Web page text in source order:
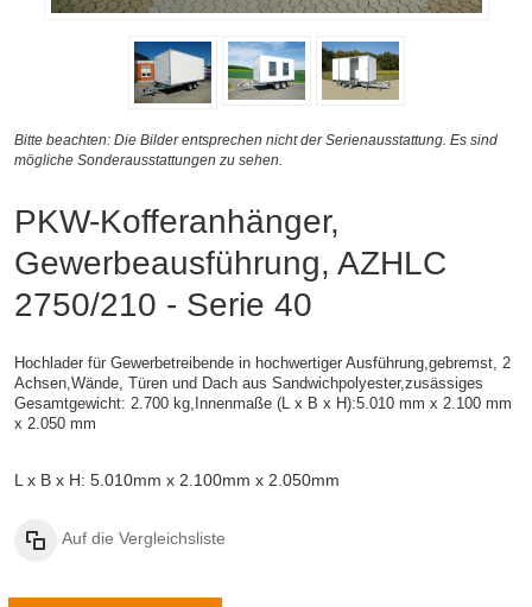
Bitte beachten: Die Bilder entsprechen nicht der Serienausstattung. Es sind
mögliche Sonderausstattungen zu sehen.
PKW-Kofferanhänger,
Gewerbeausführung, AZHLC
2750/210 - Serie 40
Hochlader für Gewerbetreibende in hochwertiger Ausführung,gebremst, 2
Achsen,Wände, Türen und Dach aus Sandwichpolyester,zusässiges
Gesamtgewicht: 2.700 kg, Innenmaße (L x B x H):5.010 mm x 2.100 mm
x 2.050 mm
L x B x H: 5.010mm x 2.100mm x 2.050mm
Auf die Vergleichsliste